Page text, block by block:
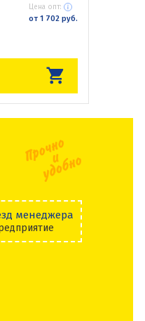
Цена опт:
от 1 702 руб.
менеджера